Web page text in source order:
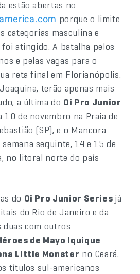
estão abertas no
porque o limite
categorias masculina e
atingido. A batalha pelos
e pelas vagas para o
reta final em Florianópolis.
terão apenas mais
a última do Oi Pro Junior
10 de novembro na Praia de
(SP), e o Mancora
seguinte, 14 e 15 de
no litoral norte do país
do Oi Pro Junior Series já
do Rio de Janeiro e da
duas com outros
de Mayo Iquique
Little Monster no Ceará.
títulos sul-americanos